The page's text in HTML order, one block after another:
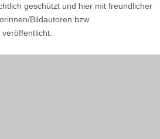
geschützt und hier mit freundlicher
Bildautoren bzw.